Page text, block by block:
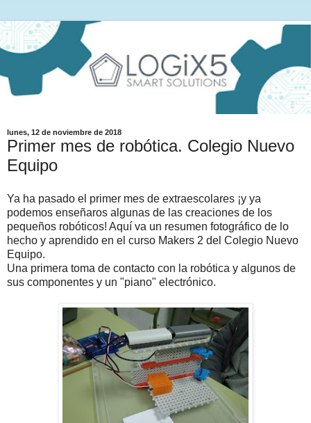
lunes, 12 de noviembre de 2018
Primer mes de robótica. Colegio Nuevo
Equipo
Ya ha pasado el primer mes de extraescolares ¡y ya
podemos enseñaros algunas de las creaciones de los
pequeños robóticos! Aquí va un resumen fotográfico de lo
hecho y aprendido en el curso Makers 2 del Colegio Nuevo
Equipo.
Una primera toma de contacto con la robótica y algunos de
sus componentes y un "piano" electrónico.